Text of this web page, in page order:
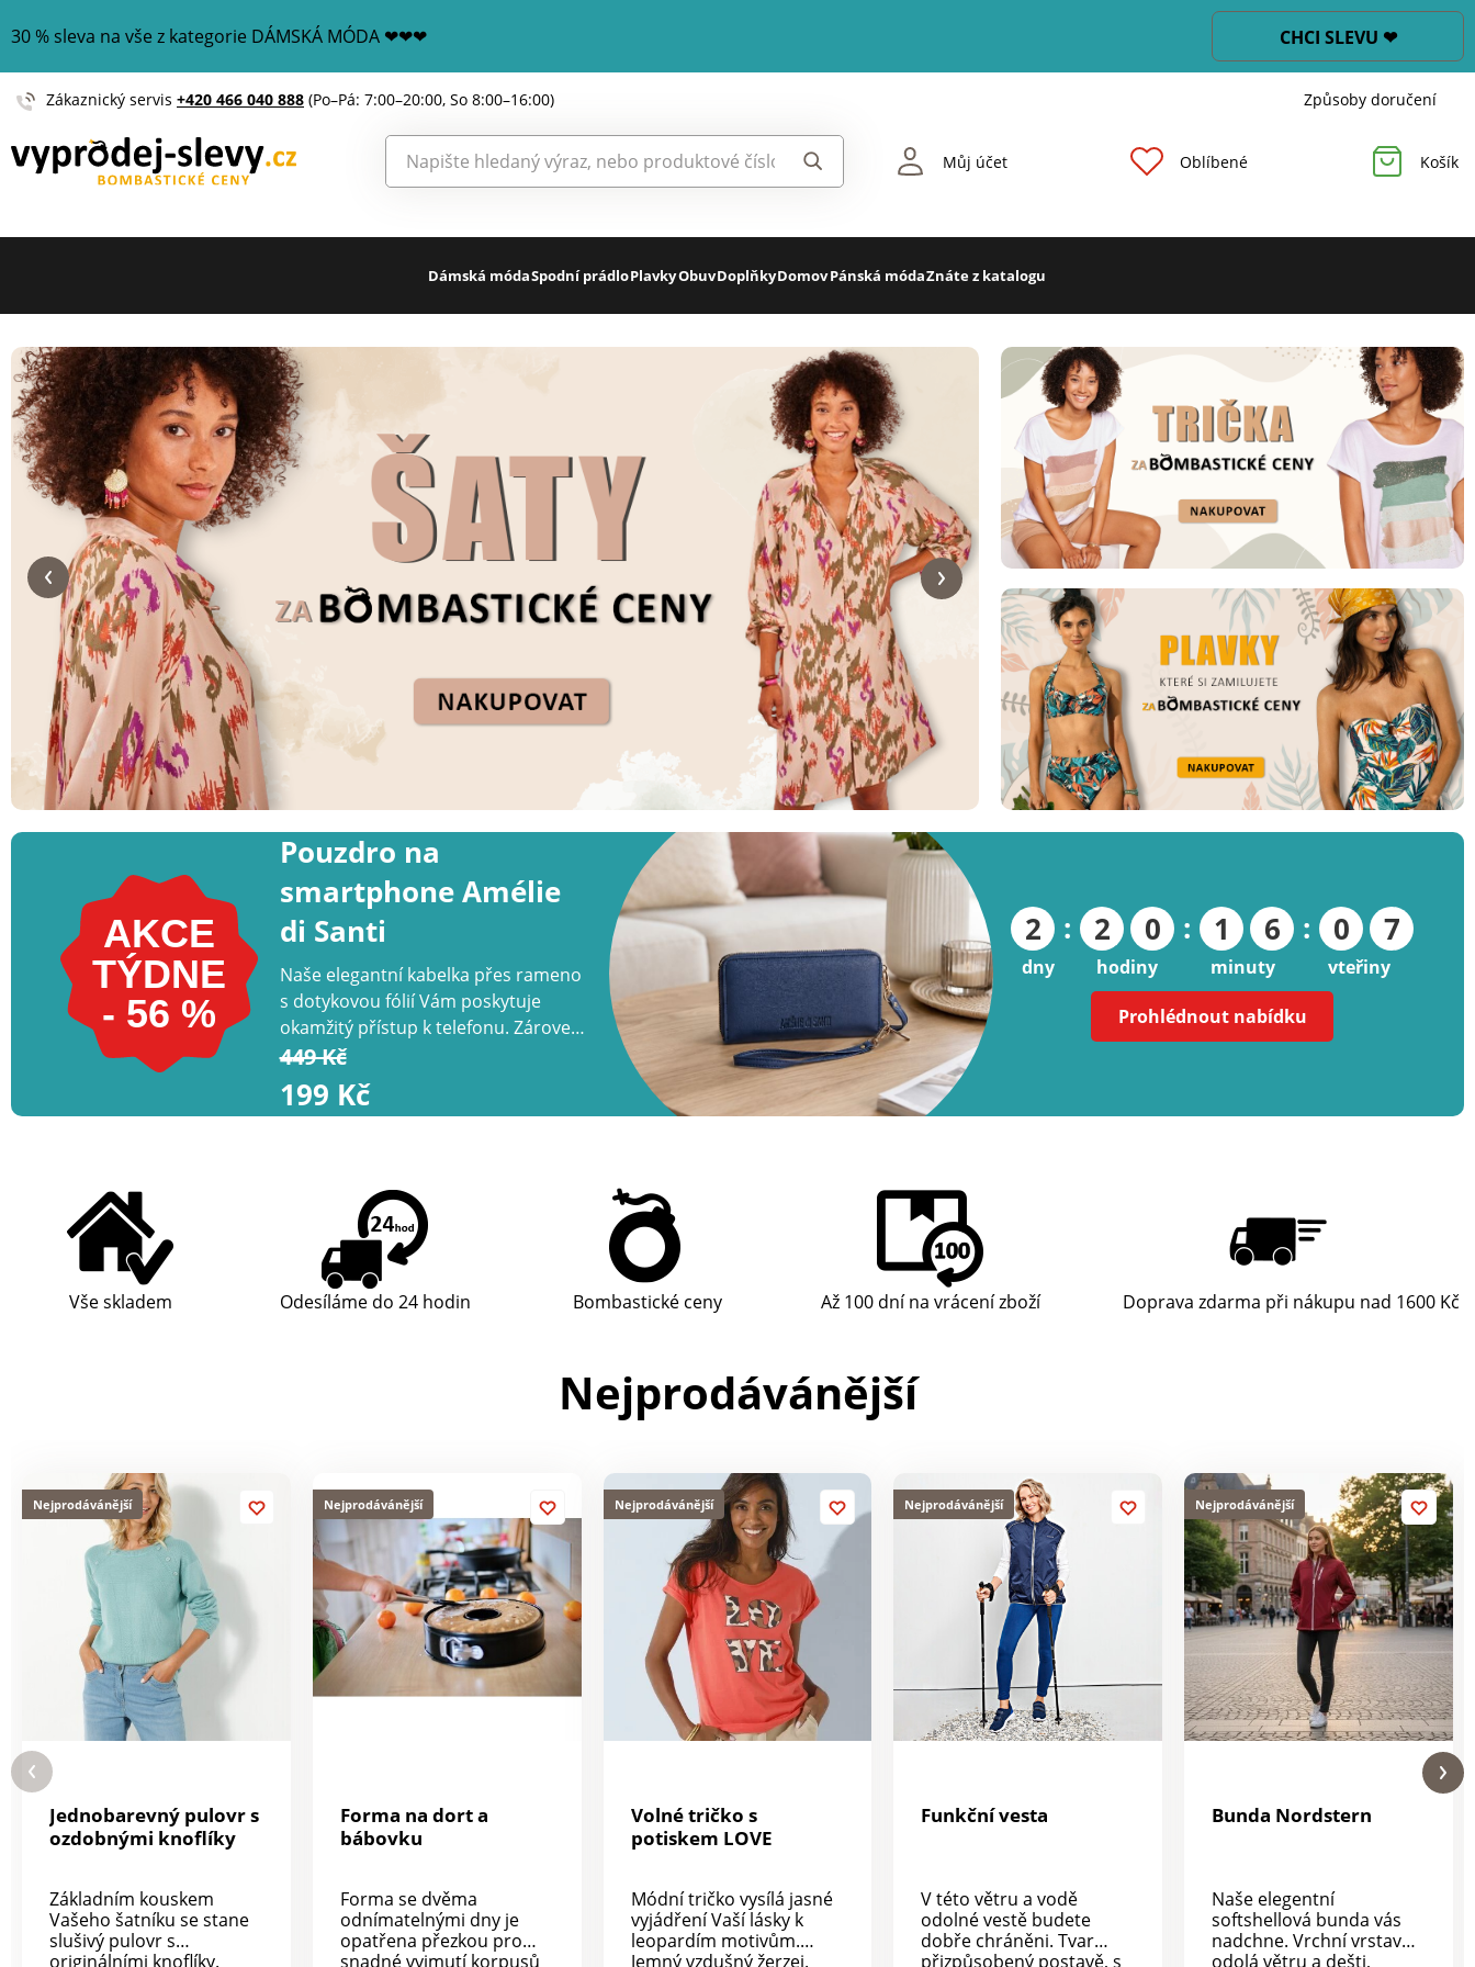
30 % sleva na vše z kategorie DÁMSKÁ MÓDA ❤❤❤ CHCI SLEVU ❤
Zákaznický servis +420 466 040 888 (Po–Pá: 7:00–20:00, So 8:00–16:00) Způsoby doručení
Můj účet Oblíbené Košík
Dámská módaSpodní prádloPlavkyObuvDoplňkyDomovPánská módaZnáte z katalogu
AKCE
TÝDNE
- 56 %
Pouzdro na
smartphone Amélie
di Santi
Naše elegantní kabelka přes rameno
s dotykovou fólií Vám poskytuje
okamžitý přístup k telefonu. Zároveň
slouží jako peněženka s mnoha
přihrádkami.
449 Kč
199 Kč
2 : 2 0 : 1 6 : 0 6
dny hodiny minuty vteřiny
Prohlédnout nabídku
Vše skladem Odesíláme do 24 hodin Bombastické ceny Až 100 dní na vrácení zboží Doprava zdarma při nákupu nad 1600 Kč
Nejprodávánější
Nejprodávánější
Jednobarevný pulovr s
ozdobnými knoflíky
Základním kouskem
Vašeho šatníku se stane
slušivý pulovr s
originálními knoflíky.
Nejprodávánější
Forma na dort a
bábovku
Forma se dvěma
odnímatelnými dny je
opatřena přezkou pro
snadné vyjmutí korpusů
Nejprodávánější
Volné tričko s
potiskem LOVE
Módní tričko vysílá jasné
vyjádření Vaší lásky k
leopardím motivům.
Jemný vzdušný žerzej.
Nejprodávánější
Funkční vesta
V této větru a vodě
odolné vestě budete
dobře chráněni. Tvar
přizpůsobený postavě, s
Nejprodávánější
Bunda Nordstern
Naše elegentní
softshellová bunda vás
nadchne. Vrchní vrstava
odolá větru a dešti,